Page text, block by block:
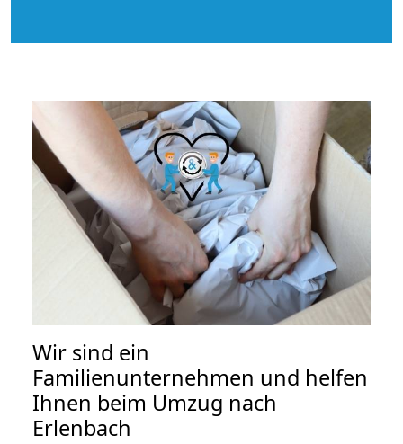
Wir sind ein
Familienunternehmen und helfen
Ihnen beim Umzug nach
Erlenbach